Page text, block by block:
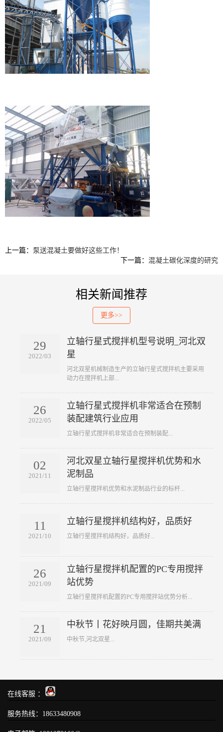
上一篇： 泵送混凝土要做好这些工作！
下一篇： 混凝土碳化深度的研究
相关新闻推荐
更多>>
29
2022/03
立轴行星式搅拌机型号说明_河北双
星
​河北双星机械制造生产的立轴行星式搅拌机主要采用
动力在搅拌机上部...
26
2022/05
立轴行星式搅拌机非常适合在预制
装配建筑行业应用
​立轴行星式搅拌机非常适合在预制装配...
02
2021/11
河北双星立轴行星搅拌机优势和水
泥制品
​立轴行星搅拌机优势和水泥制品行业的标杆...
11
2021/10
立轴行星搅拌机结构好，品质好
​立轴行星搅拌机结构好，品质好...
26
2021/09
立轴行星搅拌机配置的PC专用搅拌
站优势
​立轴行星搅拌机配置的PC专用搅拌站优势分析...
21
2021/09
中秋节丨花好映月圆，佳期共美满
​中秋节,河北双星...
在线客服 ：
服务热线： 18633480908